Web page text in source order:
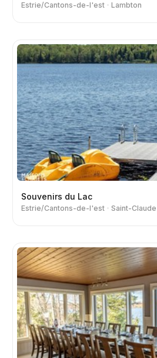
Estrie/Cantons-de-l'est Lambton
Souvenirs du Lac
Estrie/Cantons-de-l'est Saint-Claude